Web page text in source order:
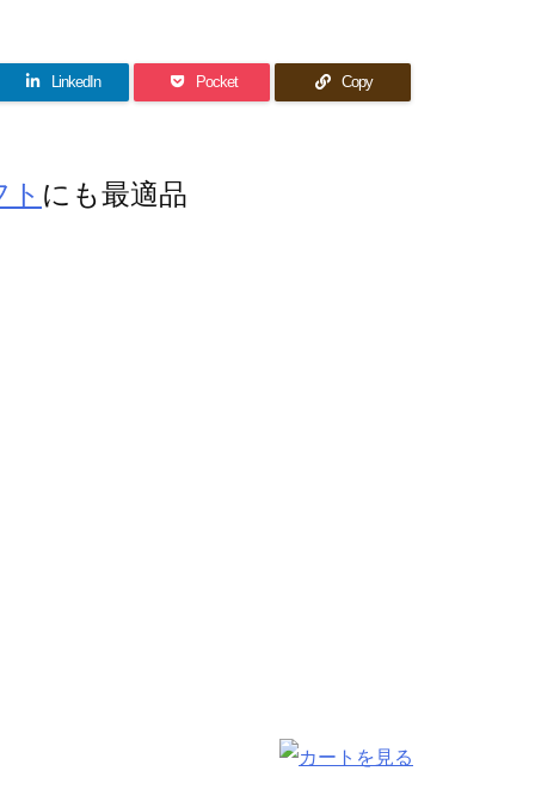
LinkedIn Pocket Copy
ト にも最適品